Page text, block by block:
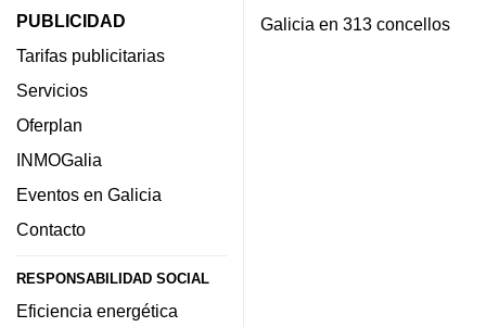
PUBLICIDAD
Tarifas publicitarias
Servicios
Oferplan
INMOGalia
Eventos en Galicia
Contacto
RESPONSABILIDAD SOCIAL
Eficiencia energética
Galicia en 313 concellos